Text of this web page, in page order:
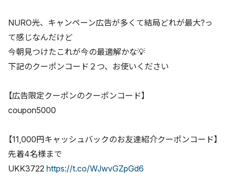
NURO光、キャンペーン広告が多くて結局どれが最大?っ
て感じなんだけど
今朝見つけたこれが今の最適解かな💡
下記のクーポンコード２つ、お使いください
【広告限定クーポンのクーポンコード】
coupon5000
【11,000円キャッシュバックのお友達紹介クーポンコード】
先着4名様まで
UKK3722https://t.co/WJwvGZpGd6